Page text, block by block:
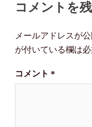
ゲ
ー
シ
ョ
ン
コメントを
メールアドレスが
が付いている欄は
コメント *